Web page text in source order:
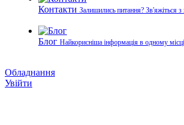
Контакти Залишились питання? Зв'яжіться
Блог Найкорисніша інформація в одному місці
Обладнання
Увійти